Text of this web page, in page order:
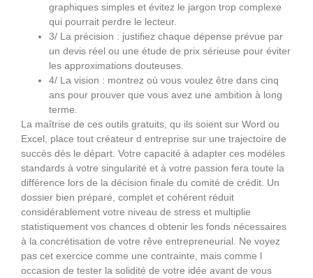
graphiques simples et évitez le jargon trop complexe
qui pourrait perdre le lecteur.
3/ La précision : justifiez chaque dépense prévue par
un devis réel ou une étude de prix sérieuse pour éviter
les approximations douteuses.
4/ La vision : montrez où vous voulez être dans cinq
ans pour prouver que vous avez une ambition à long
terme.
La maîtrise de ces outils gratuits, qu ils soient sur Word ou
Excel, place tout créateur d entreprise sur une trajectoire de
succès dès le départ. Votre capacité à adapter ces modèles
standards à votre singularité et à votre passion fera toute la
différence lors de la décision finale du comité de crédit. Un
dossier bien préparé, complet et cohérent réduit
considérablement votre niveau de stress et multiplie
statistiquement vos chances d obtenir les fonds nécessaires
à la concrétisation de votre rêve entrepreneurial. Ne voyez
pas cet exercice comme une contrainte, mais comme l
occasion de tester la solidité de votre idée avant de vous